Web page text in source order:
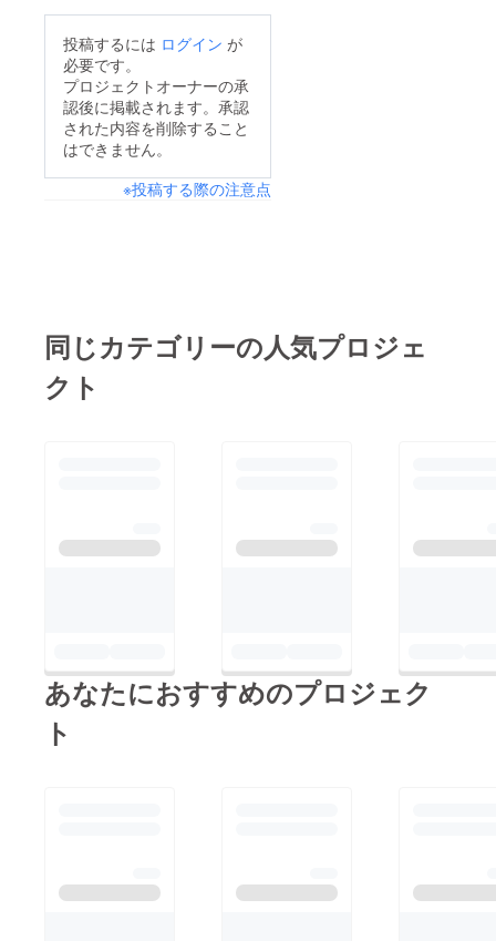
投稿するには ログイン が
必要です。
プロジェクトオーナーの承
認後に掲載されます。承認
された内容を削除すること
はできません。
※投稿する際の注意点
同じカテゴリーの人気プロジェ
クト
あなたにおすすめのプロジェク
ト